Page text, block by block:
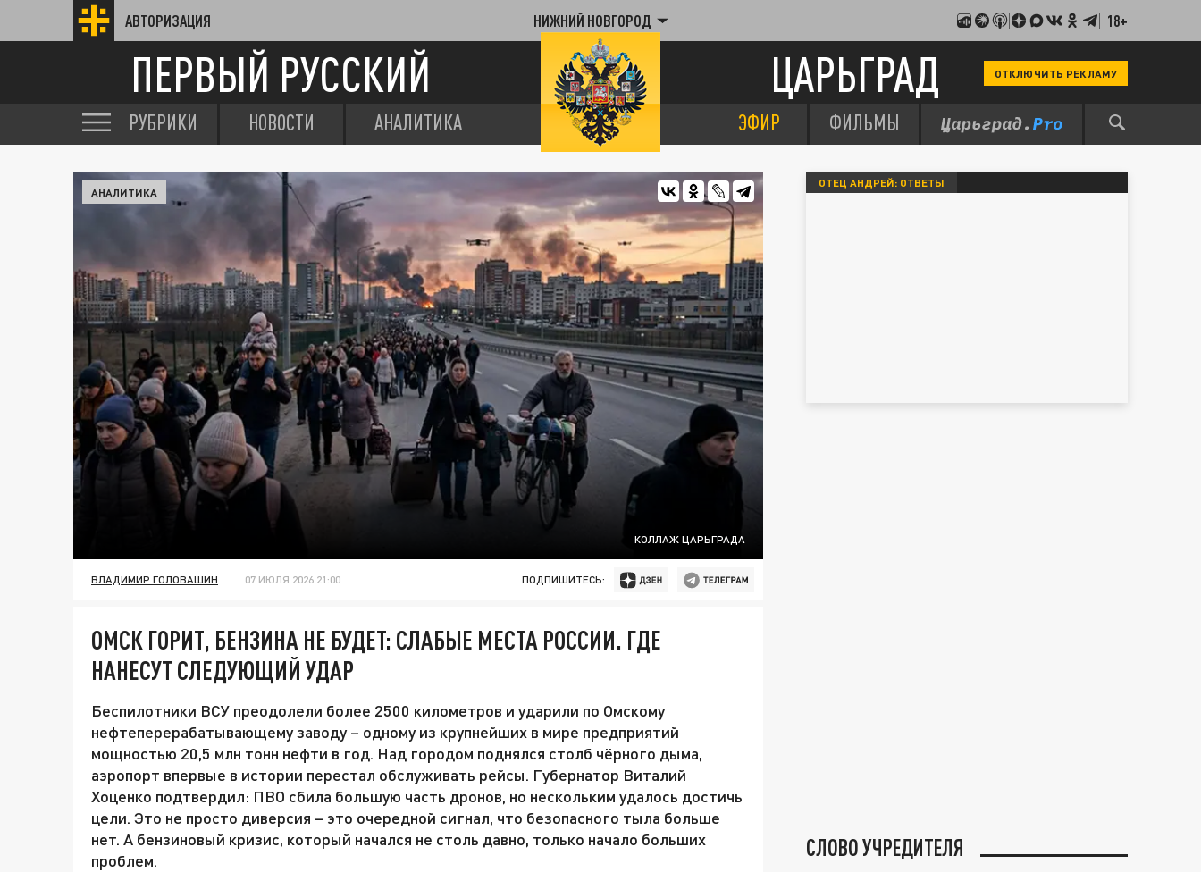
АВТОРИЗАЦИЯ НИЖНИЙ НОВГОРОД 18+
ПЕРВЫЙ РУССКИЙ ЦАРЬГРАД ОТКЛЮЧИТЬ РЕКЛАМУ
РУБРИКИ НОВОСТИ АНАЛИТИКА ЭФИР ФИЛЬМЫ
КОЛЛАЖ ЦАРЬГРАДА
АНАЛИТИКА
ВЛАДИМИР ГОЛОВАШИН 07 ИЮЛЯ 2026 21:00 ПОДПИШИТЕСЬ:
ОМСК ГОРИТ, БЕНЗИНА НЕ БУДЕТ: СЛАБЫЕ МЕСТА РОССИИ. ГДЕ
НАНЕСУТ СЛЕДУЮЩИЙ УДАР
Беспилотники ВСУ преодолели более 2500 километров и ударили по Омскому
нефтеперерабатывающему заводу – одному из крупнейших в мире предприятий
мощностью 20,5 млн тонн нефти в год. Над городом поднялся столб чёрного дыма,
аэропорт впервые в истории перестал обслуживать рейсы. Губернатор Виталий
Хоценко подтвердил: ПВО сбила большую часть дронов, но нескольким удалось достичь
цели. Это не просто диверсия – это очередной сигнал, что безопасного тыла больше
нет. А бензиновый кризис, который начался не столь давно, только начало больших
проблем.
ОТЕЦ АНДРЕЙ: ОТВЕТЫ
СЛОВО УЧРЕДИТЕЛЯ